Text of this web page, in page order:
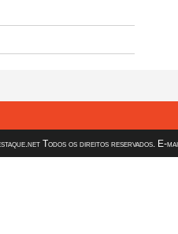
Todos os direitos reservados. E-